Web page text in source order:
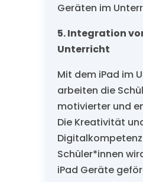
Geräten im
5. Integration
Unterricht
Mit dem iPad im
arbeiten die
motivierter und
Die Kreativität
Schüler*innen
iPad Geräte